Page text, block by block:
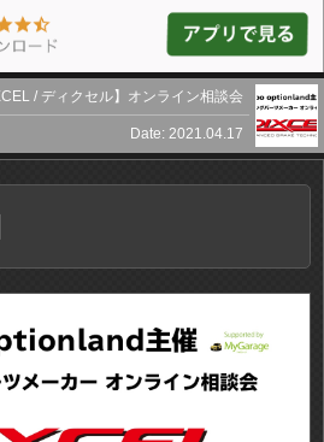
/ ディクセル】オンライン相談会
Date: 2021.04.17